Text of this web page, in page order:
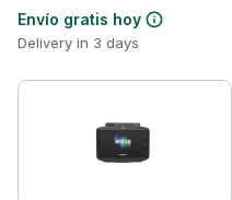
Envío gratis hoy
Delivery in 3 days